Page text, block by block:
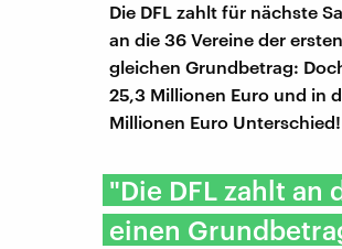
Die DFL zahlt für nächste
an die 36 Vereine der
gleichen Grundbetrag:
25,3 Millionen Euro und in
Millionen Euro Unterschied!
"Die DFL zahlt an
einen